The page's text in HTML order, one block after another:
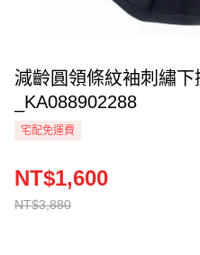
減齡圓領條紋袖刺繡
_KA088902288
宅配免運費
NT$3,880
NT$1,600